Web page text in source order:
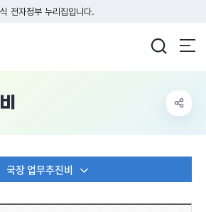
전자정부 누리집입니다.
국장 업무추진비